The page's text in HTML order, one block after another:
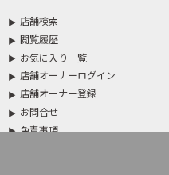
店舗検索
閲覧履歴
お気に入り一覧
店舗オーナーログイン
店舗オーナー登録
お問合せ
免責事項